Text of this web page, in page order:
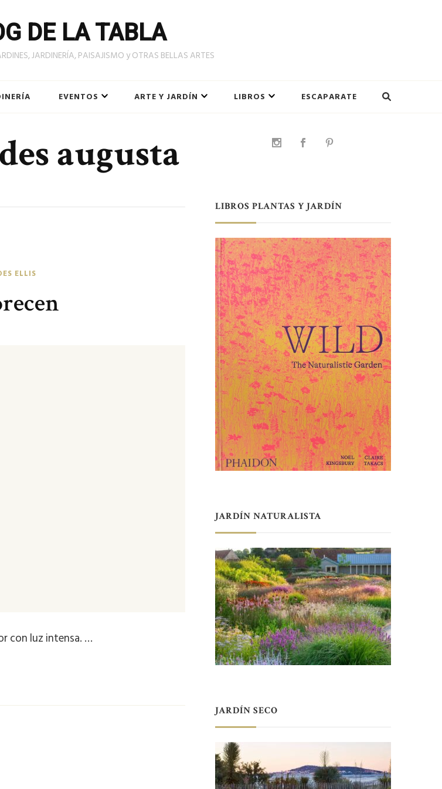
DE LA TABLA
JARDINERÍA, PAISAJISMO y OTRAS BELLAS ARTES
EVENTOS ARTE Y JARDÍN LIBROS ESCAPARATE
augusta
ELLIS
con luz intensa. …
LIBROS PLANTAS Y JARDÍN
JARDÍN NATURALISTA
JARDÍN SECO